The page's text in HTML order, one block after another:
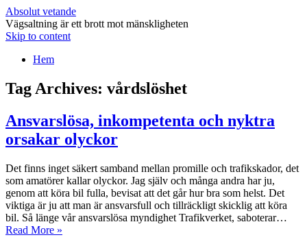
Absolut vetande
Vägsaltning är ett brott mot mänskligheten
Skip to content
Hem
Tag Archives: vårdslöshet
Ansvarslösa, inkompetenta och nyktra
orsakar olyckor
Det finns inget säkert samband mellan promille och trafikskador, det
som amatörer kallar olyckor. Jag själv och många andra har ju,
genom att köra bil fulla, bevisat att det går hur bra som helst. Det
viktiga är ju att man är ansvarsfull och tillräckligt skicklig att köra
bil. Så länge vår ansvarslösa myndighet Trafikverket, saboterar…
Read More »